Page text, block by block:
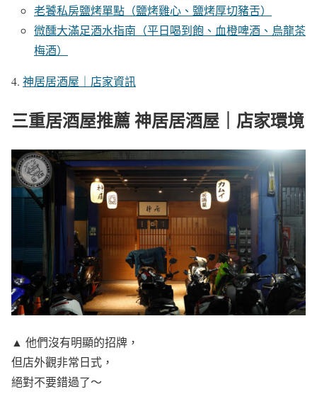
老饕私房鹽烤單點（鹽烤雞心、鹽烤厚切豬舌）
微醺大滿足酒水指南（平日喝到飽、血橙啤酒、烏龍茶
梅酒）
神居居酒屋｜店家資訊
三重居酒屋推薦 神居居酒屋｜店家環境
▲ 他們沒有明顯的招牌，
但店外觀非常日式，
絕對不要錯過了～